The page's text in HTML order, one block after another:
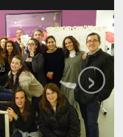
›